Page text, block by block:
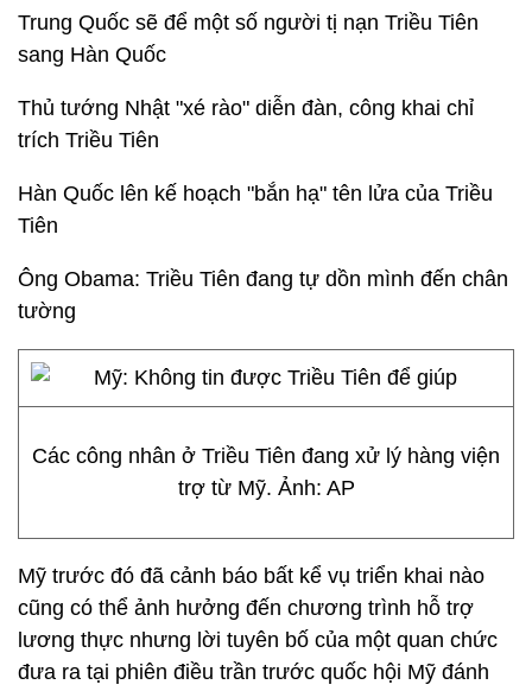
Trung Quốc sẽ để một số người tị nạn Triều Tiên
sang Hàn Quốc
Thủ tướng Nhật "xé rào" diễn đàn, công khai chỉ
trích Triều Tiên
Hàn Quốc lên kế hoạch "bắn hạ" tên lửa của Triều
Tiên
Ông Obama: Triều Tiên đang tự dồn mình đến chân
tường
Các công nhân ở Triều Tiên đang xử lý hàng viện
trợ từ Mỹ. Ảnh: AP
Mỹ trước đó đã cảnh báo bất kể vụ triển khai nào
cũng có thể ảnh hưởng đến chương trình hỗ trợ
lương thực nhưng lời tuyên bố của một quan chức
đưa ra tại phiên điều trần trước quốc hội Mỹ đánh